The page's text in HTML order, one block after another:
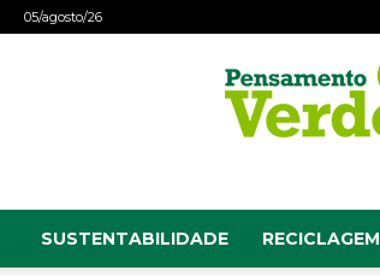
05/agosto/26
SUSTENTABILIDADE RECICLAGEM